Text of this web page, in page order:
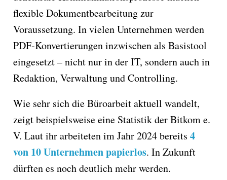
flexible Dokumentbearbeitung zur
Voraussetzung. In vielen Unternehmen werden
PDF-Konvertierungen inzwischen als Basistool
eingesetzt – nicht nur in der IT, sondern auch in
Redaktion, Verwaltung und Controlling.
Wie sehr sich die Büroarbeit aktuell wandelt,
zeigt beispielsweise eine Statistik der Bitkom e.
V. Laut ihr arbeiteten im Jahr 2024 bereits 4
von 10 Unternehmen papierlos. In Zukunft
dürften es noch deutlich mehr werden.